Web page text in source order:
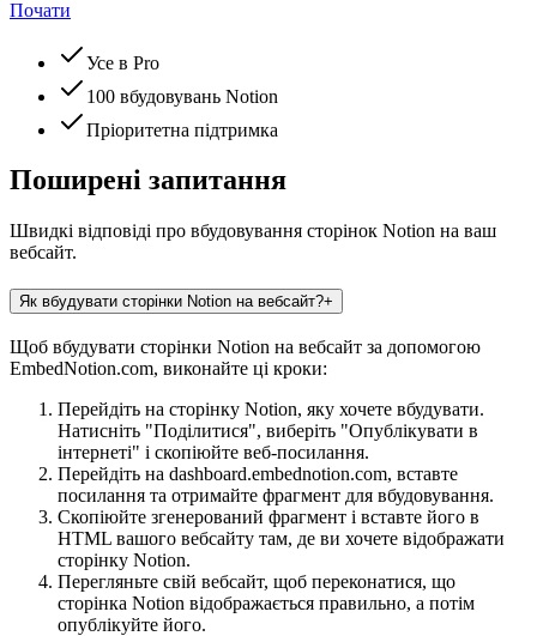
Почати
Усе в Pro
100 вбудовувань Notion
Пріоритетна підтримка
Поширені запитання
Швидкі відповіді про вбудовування сторінок Notion на ваш
вебсайт.
Як вбудувати сторінки Notion на вебсайт?+
Щоб вбудувати сторінки Notion на вебсайт за допомогою
EmbedNotion.com, виконайте ці кроки:
Перейдіть на сторінку Notion, яку хочете вбудувати.
Натисніть "Поділитися", виберіть "Опублікувати в
інтернеті" і скопіюйте веб-посилання.
Перейдіть на dashboard.embednotion.com, вставте
посилання та отримайте фрагмент для вбудовування.
Скопіюйте згенерований фрагмент і вставте його в
HTML вашого вебсайту там, де ви хочете відображати
сторінку Notion.
Перегляньте свій вебсайт, щоб переконатися, що
сторінка Notion відображається правильно, а потім
опублікуйте його.